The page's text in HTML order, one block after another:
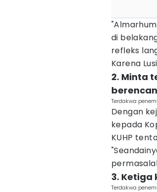
di
refleks
Karena
2. Minta
Terdakwa
Dengan
kepada
KUHP
3.
Terdakwa